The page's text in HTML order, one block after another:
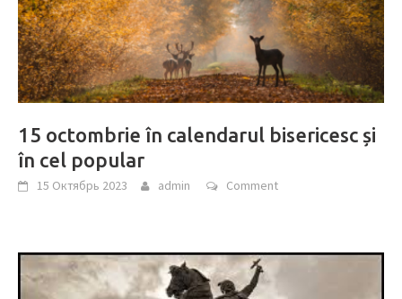
15 octombrie în calendarul bisericesc și
în cel popular
15 Октябрь 2023 admin Comment